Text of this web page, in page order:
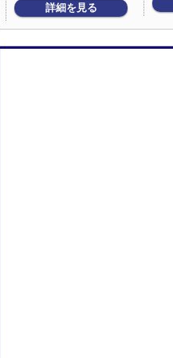
詳細を見る